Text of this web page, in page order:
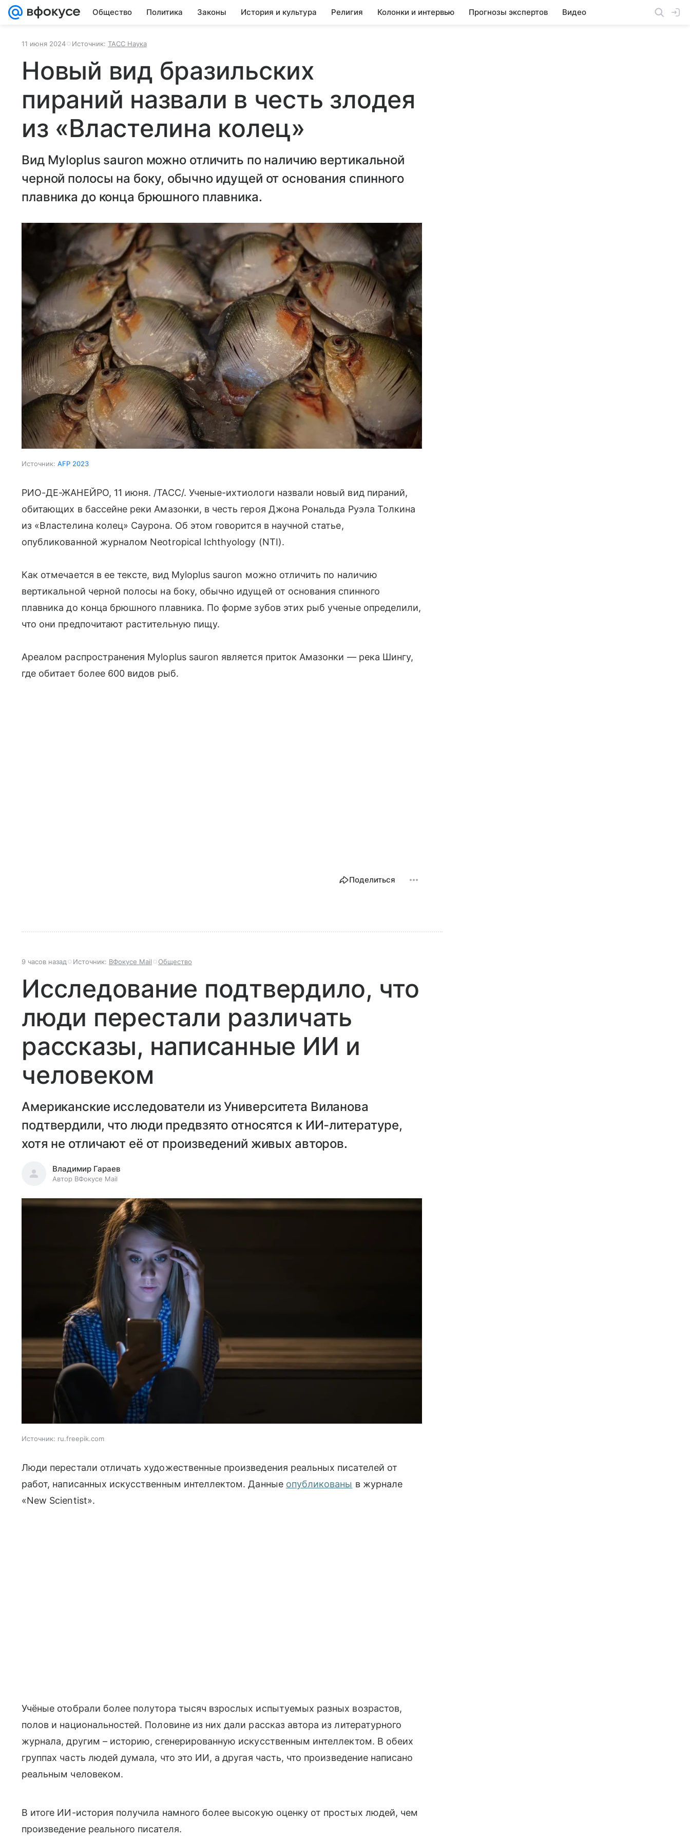
Общество Политика Законы История и культура Религия Колонки и интервью Прогнозы экспертов Видео
11 июня 2024 Источник: ТАСС Наука
Новый вид бразильских
пираний назвали в честь злодея
из «Властелина колец»
Вид Myloplus sauron можно отличить по наличию вертикальной
черной полосы на боку, обычно идущей от основания спинного
плавника до конца брюшного плавника.
Источник: AFP 2023
РИО-ДЕ-ЖАНЕЙРО, 11 июня. /ТАСС/. Ученые-ихтиологи назвали новый вид пираний,
обитающих в бассейне реки Амазонки, в честь героя Джона Рональда Руэла Толкина
из «Властелина колец» Саурона. Об этом говорится в научной статье,
опубликованной журналом Neotropical Ichthyology (NTI).
Как отмечается в ее тексте, вид Myloplus sauron можно отличить по наличию
вертикальной черной полосы на боку, обычно идущей от основания спинного
плавника до конца брюшного плавника. По форме зубов этих рыб ученые определили,
что они предпочитают растительную пищу.
Ареалом распространения Myloplus sauron является приток Амазонки — река Шингу,
где обитает более 600 видов рыб.
Поделиться
9 часов назад Источник: ВФокусе Mail Общество
Исследование подтвердило, что
люди перестали различать
рассказы, написанные ИИ и
человеком
Американские исследователи из Университета Виланова
подтвердили, что люди предвзято относятся к ИИ-литературе,
хотя не отличают её от произведений живых авторов.
Владимир Гараев
Автор ВФокусе Mail
Источник: ru.freepik.com
Люди перестали отличать художественные произведения реальных писателей от
работ, написанных искусственным интеллектом. Данные опубликованы в журнале
«New Scientist».
Учёные отобрали более полутора тысяч взрослых испытуемых разных возрастов,
полов и национальностей. Половине из них дали рассказ автора из литературного
журнала, другим – историю, сгенерированную искусственным интеллектом. В обеих
группах часть людей думала, что это ИИ, а другая часть, что произведение написано
реальным человеком.
В итоге ИИ-история получила намного более высокую оценку от простых людей, чем
произведение реального писателя.